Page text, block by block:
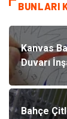
BUNLARI
Kanvas
Duvarı
Bahçe